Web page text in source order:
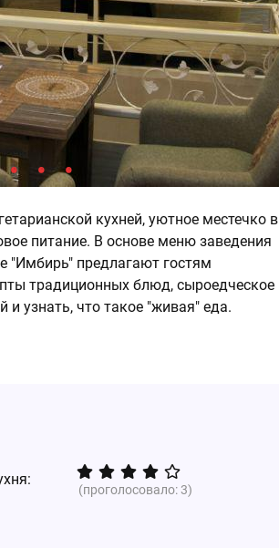
кухней, уютное местечко в
питание. В основе меню заведения
"Имбирь" предлагают гостям
традиционных блюд, сыроедческое
узнать, что такое "живая" еда.
(проголосовало:3)